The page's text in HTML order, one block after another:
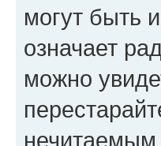
могут быть
означает
можно